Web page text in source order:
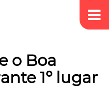
o Boa
1º lugar